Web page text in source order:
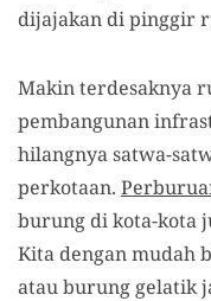
dijajakan di pinggir
Makin terdesaknya
pembangunan
hilangnya satwa-
perkotaan.
burung di kota-kota
Kita dengan mudah
atau burung gelatikj